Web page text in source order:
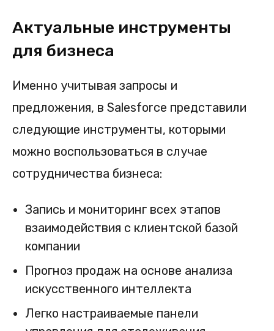
Актуальные инструменты
для бизнеса
Именно учитывая запросы и
предложения, в Salesforce представили
следующие инструменты, которыми
можно воспользоваться в случае
сотрудничества бизнеса:
Запись и мониторинг всех этапов
взаимодействия с клиентской базой
компании
Прогноз продаж на основе анализа
искусственного интеллекта
Легко настраиваемые панели